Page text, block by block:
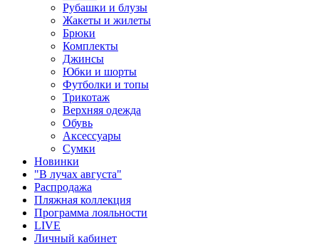
Рубашки и блузы
Жакеты и жилеты
Брюки
Комплекты
Джинсы
Юбки и шорты
Футболки и топы
Трикотаж
Верхняя одежда
Обувь
Аксессуары
Сумки
Новинки
"В лучах августа"
Распродажа
Пляжная коллекция
Программа лояльности
LIVE
Личный кабинет